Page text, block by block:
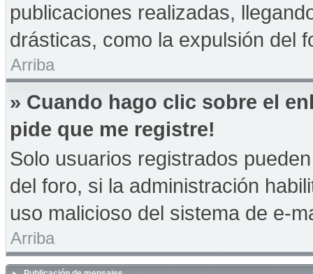
publicaciones realizadas,
drásticas, como la expulsión del
Arriba
» Cuando hago clic sobre el
pide que me registre!
Solo usuarios registrados
del foro, si la administración
uso malicioso del sistema de e-
Arriba